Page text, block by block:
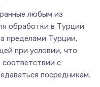
любым из
обработки в Турции
пределами Турции,
при условии, что
соответствии с
посредникам.